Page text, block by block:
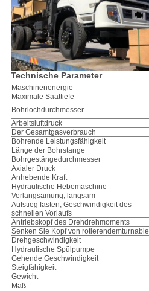
Technische Parameter
Maschinenenergie
Maximale Saattiefe
Bohrlochdurchmesser
Arbeitsluftdruck
Der Gesamtgasverbrauch
Bohrende Leistungsfähigkeit
Länge der Bohrstange
Bohrgestängedurchmesser
Axialer Druck
Anhebende Kraft
Hydraulische Hebemaschine
Verlangsamung, langsam
Aufstieg fasten, Geschwindigkeit des
schnellen Vorlaufs
Antriebskopf des Drehdrehmoments
Senken Sie Kopf von rotierendemturnable
Drehgeschwindigkeit
Hydraulische Spülpumpe
Gehende Geschwindigkeit
Steigfähigkeit
Gewicht
Maß